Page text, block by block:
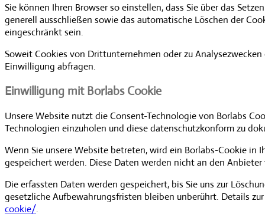
Sie können Ihren Browser so einstellen, dass Sie über das
generell ausschließen sowie das automatische Löschen der
eingeschränkt sein.
Soweit Cookies von Drittunternehmen oder zu
Einwilligung abfragen.
Einwilligung mit Borlabs Cookie
Unsere Website nutzt die Consent-Technologie von Borlabs
Technologien einzuholen und diese datenschutzkonform zu
Wenn Sie unsere Website betreten, wird ein Borlabs-Cookie
gespeichert werden. Diese Daten werden nicht an den
Die erfassten Daten werden gespeichert, bis Sie uns zur
gesetzliche Aufbewahrungsfristen bleiben unberührt. Details
cookie/.